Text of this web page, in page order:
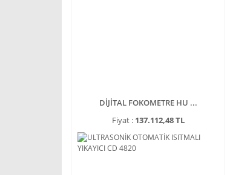
DİJİTAL FOKOMETRE HU ...
Fiyat : 137.112,48 TL